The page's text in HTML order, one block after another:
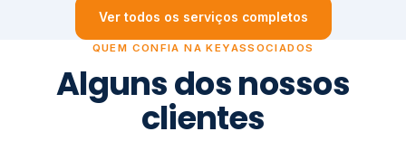
Ver todos os serviços completos
QUEM CONFIA NA KEYASSOCIADOS
Alguns dos nossos
clientes